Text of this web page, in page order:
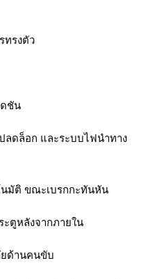
ทรงตัว
ชัน
ลดล็อก และระบบไฟนำทาง
มัติ ขณะเบรกกะทันหัน
ะตูหลังจากภายใน
ด้านคนขับ